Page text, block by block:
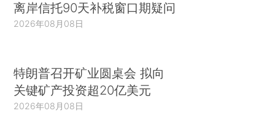
离岸信托90天补税窗口期疑问
2026年08月08日
特朗普召开矿业圆桌会 拟向
关键矿产投资超20亿美元
2026年08月08日